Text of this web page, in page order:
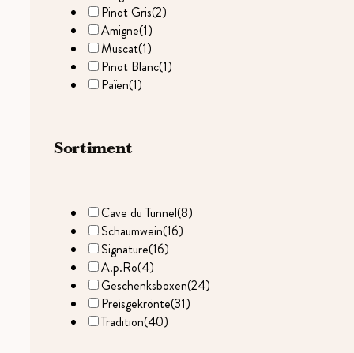
Pinot Gris(2)
Amigne(1)
Muscat(1)
Pinot Blanc(1)
Païen(1)
Sortiment
Cave du Tunnel(8)
Schaumwein(16)
Signature(16)
A.p.Ro(4)
Geschenksboxen(24)
Preisgekrönte(31)
Tradition(40)